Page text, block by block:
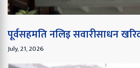
पूर्वसहमति नलिइ सवारीसाधन
July, 21, 2026